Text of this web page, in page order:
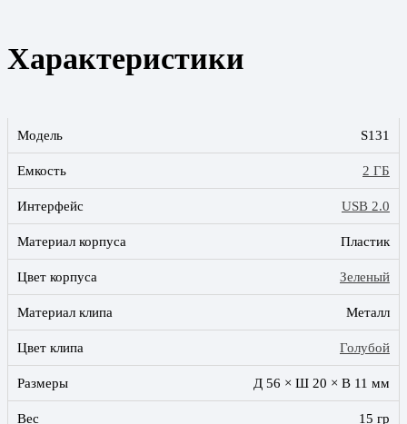
Характеристики
Модель S131
Емкость 2 ГБ
Интерфейс USB 2.0
Материал корпуса Пластик
Цвет корпуса Зеленый
Материал клипа Металл
Цвет клипа Голубой
Размеры Д 56 × Ш 20 × В 11 мм
Вес 15 гр